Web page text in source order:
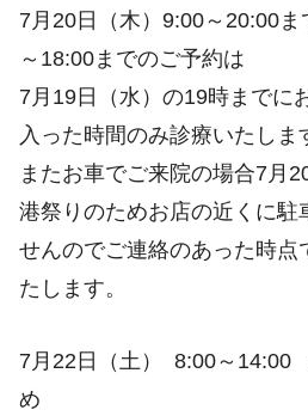
7月20日（木）9:00～20:00
～18:00までのご予約は
7月19日（水）の19時までに
入った時間のみ診療いたしま
またお車でご来院の場合7月
港祭りのためお店の近くに駐
せんのでご連絡のあった時点
たします。
7月22日（土） 8:00～14:00
め